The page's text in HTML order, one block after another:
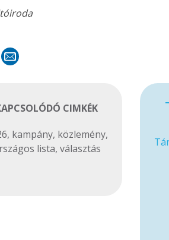
CIMKÉK
, kampány, közlemény,
lista, választás